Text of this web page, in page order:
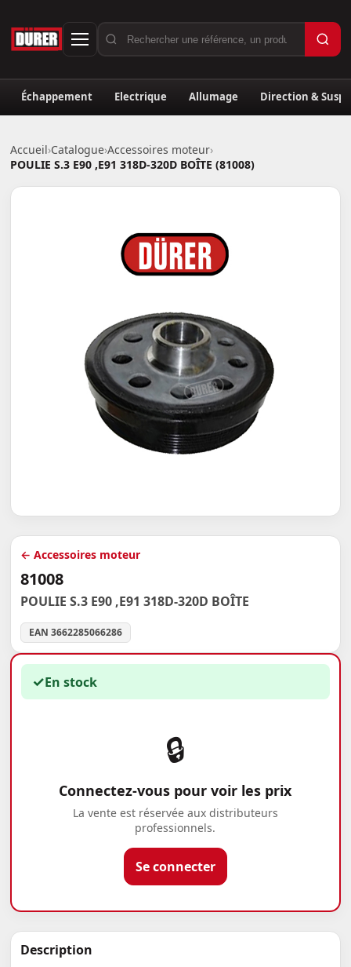
Échappement Electrique Allumage Direction &
Accueil›Catalogue›Accessoires moteur›
POULIE S.3 E90 ,E91 318D-320D BOÎTE (81008)
← Accessoires moteur
81008
POULIE S.3 E90 ,E91 318D-320D BOÎTE
EAN 3662285066286
✓En stock
🔒
Connectez-vous pour voir les prix
La vente est réservée aux distributeurs
professionnels.
Se connecter
Description